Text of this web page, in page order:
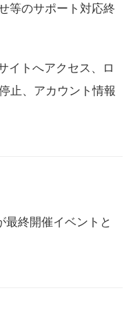
等のサポート対応終
イトへアクセス、ロ
止、アカウント情報
最終開催イベントと